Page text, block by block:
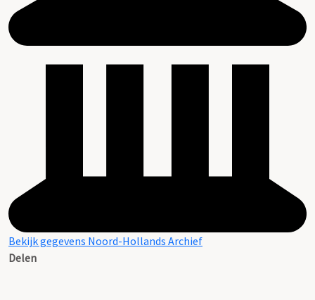
Bekijk gegevens Noord-Hollands Archief
Delen